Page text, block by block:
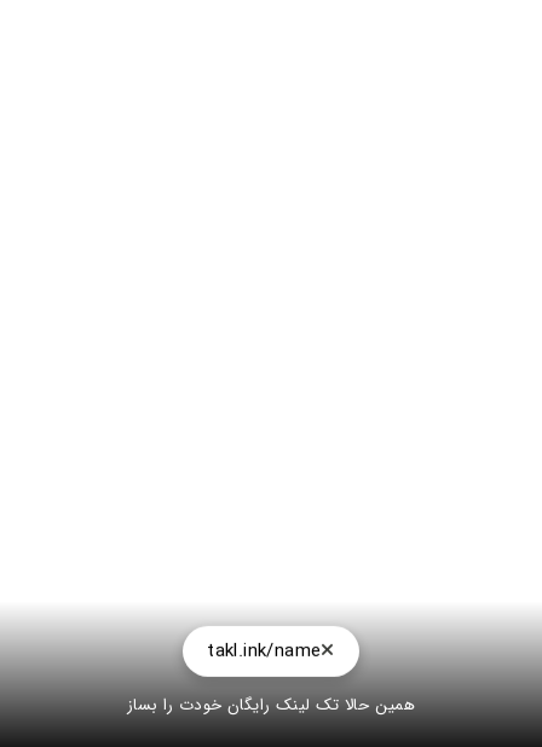
takl.ink/name
همین حالا تک لینک رایگان خودت را بساز